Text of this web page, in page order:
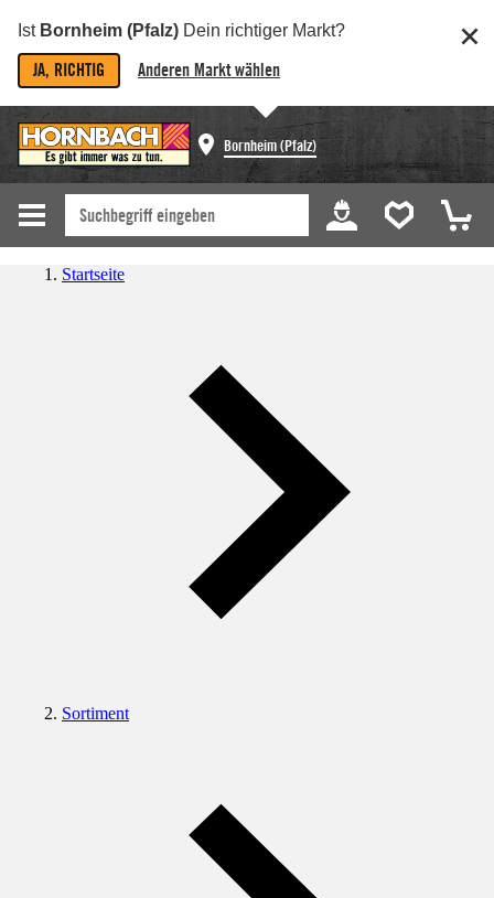
Ist Bornheim (Pfalz) Dein richtiger Markt?
JA, RICHTIG Anderen Markt wählen
Bornheim (Pfalz)
Startseite
Sortiment